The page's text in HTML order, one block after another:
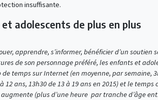
insuffisante.
adolescents de plus en plus
apprendre, s’informer, bénéficier d’un soutien
de son personnage préféré, les enfants et
temps sur Internet (en moyenne, par semaine,
12 ans, 13h30 de 13 à 19 ans en 2015) et le temps
(plus d’une heure par tranche d’âge